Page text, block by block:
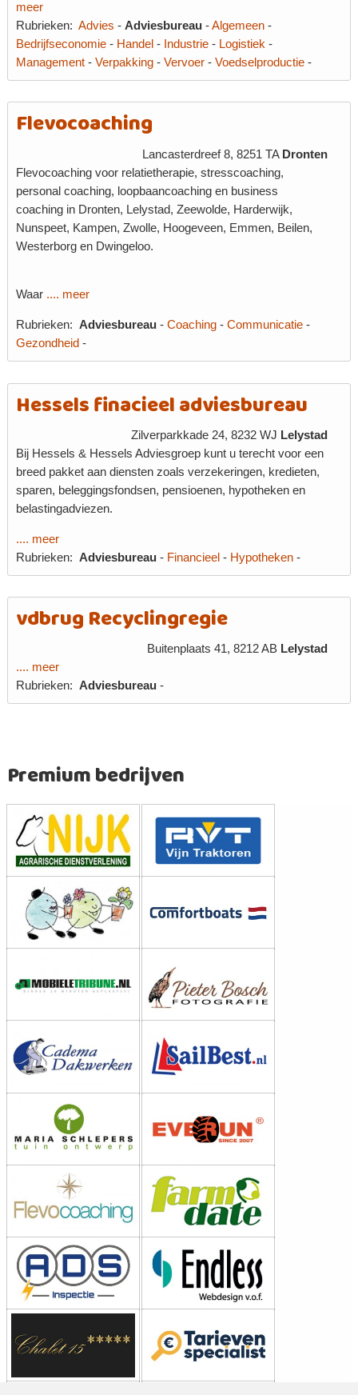
meer
Rubrieken:Advies -Adviesbureau -Algemeen -
Bedrijfseconomie - Handel - Industrie - Logistiek -
Management -Verpakking -Vervoer -Voedselproductie -
Flevocoaching
Lancasterdreef 8, 8251 TA Dronten
Flevocoaching voor relatietherapie, stresscoaching,
personal coaching, loopbaancoaching en business
coaching in Dronten, Lelystad, Zeewolde, Harderwijk,
Nunspeet, Kampen, Zwolle, Hoogeveen, Emmen, Beilen,
Westerborg en Dwingeloo.
Waar .... meer
Rubrieken:Adviesbureau -Coaching -Communicatie -
Gezondheid -
Hessels finacieel adviesbureau
Zilverparkkade 24, 8232 WJ Lelystad
Bij Hessels & Hessels Adviesgroep kunt u terecht voor een
breed pakket aan diensten zoals verzekeringen, kredieten,
sparen, beleggingsfondsen, pensioenen, hypotheken en
belastingadviezen.
.... meer
Rubrieken:Adviesbureau - Financieel - Hypotheken -
vdbrug Recyclingregie
Buitenplaats 41, 8212 AB Lelystad
.... meer
Rubrieken:Adviesbureau -
Premium bedrijven